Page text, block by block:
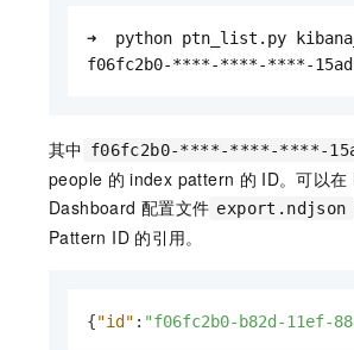
➜  python ptn_list.py
f06fc2b0-****-****-****-
其中 f06fc2b0-****-****-****-
people 的 index pattern 的 ID。可以在
Dashboard 配置文件 export.ndjson
Pattern ID 的引用。
{"id" : "f06fc2b0-b82d-11ef-